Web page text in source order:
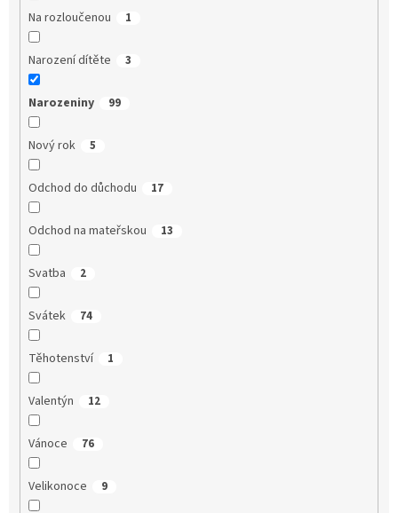
Na rozloučenou 1
Narození dítěte 3
Narozeniny 99
Nový rok 5
Odchod do důchodu 17
Odchod na mateřskou 13
Svatba 2
Svátek 74
Těhotenství 1
Valentýn 12
Vánoce 76
Velikonoce 9